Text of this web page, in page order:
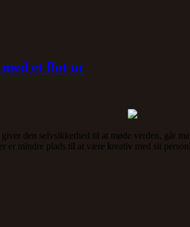
et flot ur
den selvsikkerhed til at møde verden,
mindre plads til at være kreativ med sit